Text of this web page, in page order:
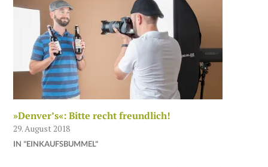
»Denver’s«: Bitte recht freundlich!
29. August 2018
IN "EINKAUFSBUMMEL"